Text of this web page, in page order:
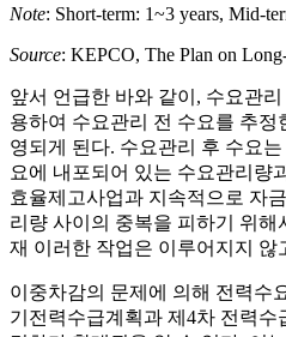
Note: Short-term: 1~3 years, Mid-
Source: KEPCO, The Plan on
앞서 언급한 바와 같이, 수요관
용하여 수요관리 전 수요를 추
영되게 된다. 수요관리 후 수요
요에 내포되어 있는 수요관리량
효율제고사업과 지속적으로 자
리량 사이의 중복을 피하기 위
재 이러한 작업은 이루어지지
이중차감의 문제에 의해 전력수
기전력수급계획과 제4차 전력